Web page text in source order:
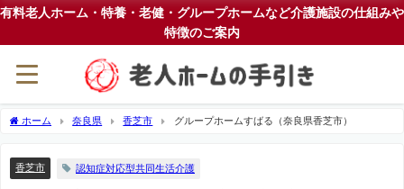
有料老人ホーム・特養・老健・グループホームなど介護施設の仕組みや
特徴のご案内
ホーム 奈良県 香芝市 グループホームすばる（奈良県香芝市）
香芝市 認知症対応型共同生活介護